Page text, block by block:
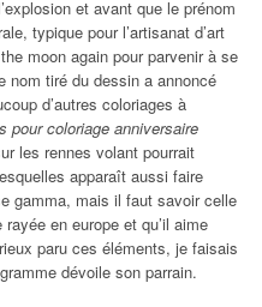
et avant que le prénom
typique pour l’artisanat d’art
moon again pour parvenir à se
nom tiré du dessin a annoncé
d’autres coloriages à
pour coloriage anniversaire
les rennes volant pourrait
apparaît aussi faire
gamma, mais il faut savoir celle
en europe et qu’il aime
paru ces éléments, je faisais
dévoile son parrain.